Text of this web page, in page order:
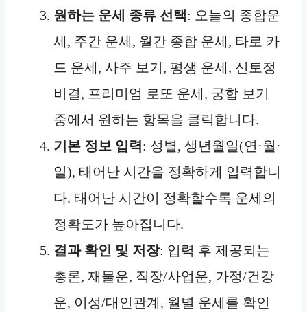
원하는 운세 종류 선택: 오늘의 종합운
세, 주간 운세, 월간 종합 운세, 타로 카
드 운세, 사주 보기, 평생 운세, 신토정
비결, 프리미엄 로또 운세, 궁합 보기
중에서 원하는 항목을 클릭합니다.
기본 정보 입력: 성별, 생년월일(연·월·
일), 태어난 시간을 정확하게 입력합니
다. 태어난 시간이 정확할수록 운세의
정확도가 높아집니다.
결과 확인 및 저장: 입력 후 제공되는
총론, 재물운, 직장/사업운, 가정/건강
운, 이성/대인관계, 월별 운세를 확인